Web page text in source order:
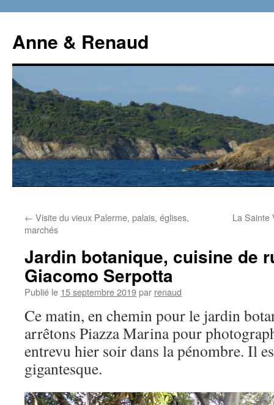
contenu
Anne & Renaud
← Visite du vieux Palerme, palais, églises,
marchés
La Sainte
Jardin botanique, cuisine de
Giacomo Serpotta
Publié le 15 septembre 2019par renaud
Ce matin, en chemin pour le jardin
arrêtons Piazza Marina pour
entrevu hier soir dans la pénombre. Il
gigantesque.